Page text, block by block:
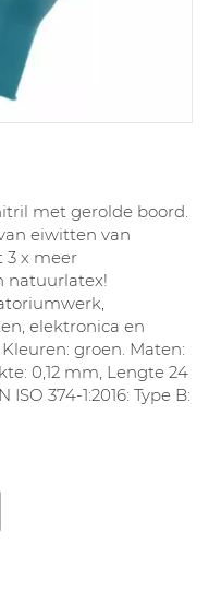
met gerolde boord.
eiwitten van
3 x meer
natuurlatex!
elektronica en
groen. Maten:
0,12 mm, Lengte 24
374-1:2016: Type B: